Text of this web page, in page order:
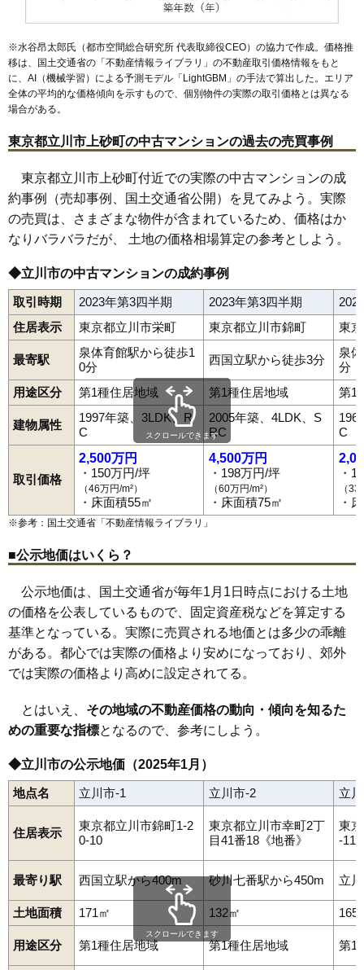
※水谷昂太郎氏（都市空間総合研究所 代表取締役CEO）の協力で作成。価格推
移は、国土交通省の「 不動産情報ライブラリ 」の不動産取引価格情報をもと
に、AI（機械学習）による予測モデル「LightGBM」の手法で算出した。エリア
全体の平均的な価格傾向を示すもので、個別物件の実際の取引価格とは異なる
場合がある。
東京都立川市上砂町の中古マンションの過去の売買事例
東京都立川市上砂町付近での実際の中古マンションの成
約事例（売却事例、国土交通省公開）を見てみよう。実際
の売買は、さまざまな物件が含まれているため、価格はか
なりバラバラだが、 土地の価格相場算定の参考としよう。
◆立川市の中古マンションの成約事例
取引時期 2023年第3四半期 2023年第3四半期
住居表示
東京都立川市栄町 東京都立川市錦町 東
最寄駅
泉体育館駅から徒歩1
0分
西国立駅から徒歩3分
泉
分
用途区分
第1種住居地域 第1種住居地域 第1
建物属性
1997年築、3LDK、R
C
2005年築、4LDK、S
RC
C
取引価格
2,500万円
・150万円/坪
（46万円/m²）
・床面積55㎡
4,500万円
・198万円/坪
（60万円/m²）
・床面積75㎡
・
（
・
スクロールできます
※参考：国土交通省「 不動産情報ライブラリ 」
■公示地価はいくら？
公示地価は、国土交通省が毎年1月1日時点における土地
の価格を公表しているもので、固定資産税などを算定する
基準となっている。実際に売買される地価とは多少の乖離
がある。都心では実際の価格より安めになっており、郊外
では実際の価格より高めに設定されてる。
とはいえ、 その地域の不動産価格の動向・傾向を知るた
めの重要な指標となるので、参考にしよう。
◆立川市の公示地価（2025年1月）
地点名 立川市-1 立川市-2 立
住居表示
東京都立川市錦町1-2
0-10
東京都立川市幸町2丁
目41番18《地番》
東
-11-
最寄り駅 西国立駅から400m 砂川七番駅から450m 立
土地面積 171㎡ 132㎡ 165
用途区分 第1種住居地域 第1種住居地域 第1
スクロールできます